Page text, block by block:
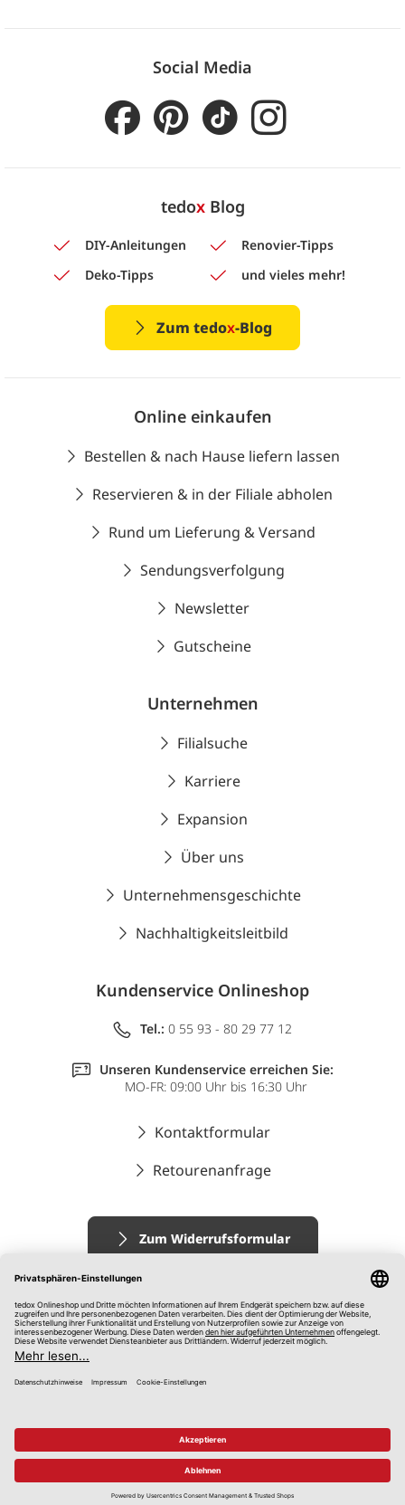
Social Media
tedoxBlog
DIY-Anleitungen
Renovier-Tipps
Deko-Tipps
und vieles mehr!
Zum tedox-Blog
Online einkaufen
Bestellen & nach Hause liefern lassen
Reservieren & in der Filiale abholen
Rund um Lieferung & Versand
Sendungsverfolgung
Newsletter
Gutscheine
Unternehmen
Filialsuche
Karriere
Expansion
Über uns
Unternehmensgeschichte
Nachhaltigkeitsleitbild
Kundenservice Onlineshop
Tel.: 0 55 93 - 80 29 77 12
Unseren Kundenservice erreichen Sie:
MO-FR: 09:00 Uhr bis 16:30 Uhr
Kontaktformular
Retourenanfrage
Zum Widerrufsformular
© 2026 tedox KG
Impressum
AGB
Datenschutz
Hinweisgebersystem